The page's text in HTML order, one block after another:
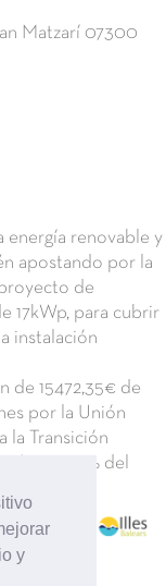
y
Matzarí 07300
energía renovable y
apostando por la
de
17kWp, para cubrir
instalación
de 15472,35€ de
por la Unión
la Transición
a un 60% del